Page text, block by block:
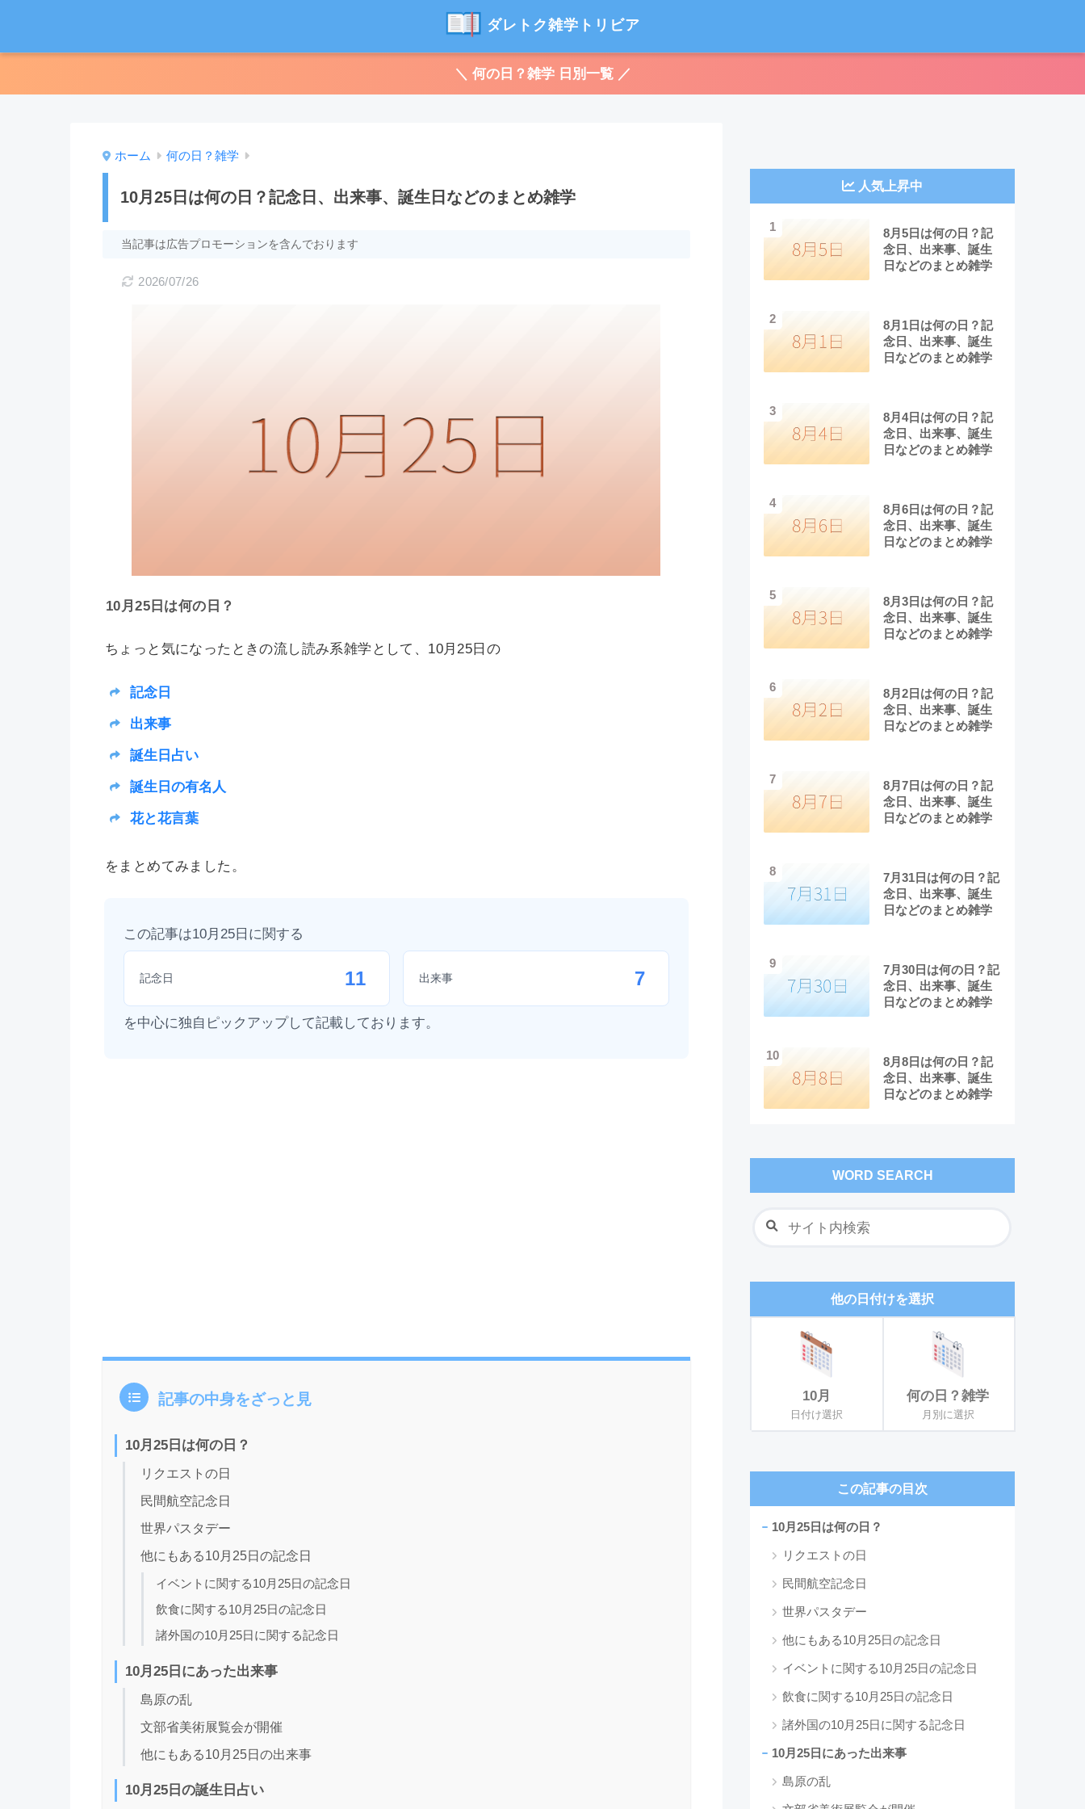
ダレトク雑学トリビア
＼ 何の日？雑学 日別一覧 ／
ホーム 何の日？雑学
10月25日は何の日？記念日、出来事、誕生日などのまとめ雑学
当記事は広告プロモーションを含んでおります
2026/07/26
10月25日は何の日？
ちょっと気になったときの流し読み系雑学として、10月25日の
記念日
出来事
誕生日占い
誕生日の有名人
花と花言葉
をまとめてみました。
この記事は10月25日に関する
記念日 11 出来事 7
を中心に独自ピックアップして記載しております。
記事の中身をざっと見
10月25日は何の日？
リクエストの日
民間航空記念日
世界パスタデー
他にもある10月25日の記念日
イベントに関する10月25日の記念日
飲食に関する10月25日の記念日
諸外国の10月25日に関する記念日
10月25日にあった出来事
島原の乱
文部省美術展覧会が開催
他にもある10月25日の出来事
10月25日の誕生日占い
人気上昇中
1
8月5日は何の日？記
念日、出来事、誕生
日などのまとめ雑学
2
8月1日は何の日？記
念日、出来事、誕生
日などのまとめ雑学
3
8月4日は何の日？記
念日、出来事、誕生
日などのまとめ雑学
4
8月6日は何の日？記
念日、出来事、誕生
日などのまとめ雑学
5
8月3日は何の日？記
念日、出来事、誕生
日などのまとめ雑学
6
8月2日は何の日？記
念日、出来事、誕生
日などのまとめ雑学
7
8月7日は何の日？記
念日、出来事、誕生
日などのまとめ雑学
8
7月31日は何の日？記
念日、出来事、誕生
日などのまとめ雑学
9
7月30日は何の日？記
念日、出来事、誕生
日などのまとめ雑学
10
8月8日は何の日？記
念日、出来事、誕生
日などのまとめ雑学
WORD SEARCH
他の日付けを選択
10月
日付け選択
何の日？雑学
月別に選択
この記事の目次
10月25日は何の日？
リクエストの日
民間航空記念日
世界パスタデー
他にもある10月25日の記念日
イベントに関する10月25日の記念日
飲食に関する10月25日の記念日
諸外国の10月25日に関する記念日
10月25日にあった出来事
島原の乱